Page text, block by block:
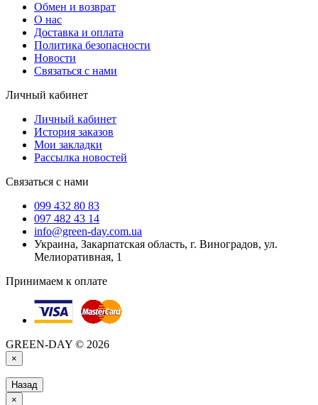
Обмен и возврат
О нас
Доставка и оплата
Политика безопасности
Новости
Связаться с нами
Личный кабинет
Личный кабинет
История заказов
Мои закладки
Рассылка новостей
Связаться с нами
099 432 80 83
097 482 43 14
info@green-day.com.ua
Украина, Закарпатская область, г. Виноградов, ул.
Мелиоративная, 1
Принимаем к оплате
GREEN-DAY © 2026
×
Назад
×